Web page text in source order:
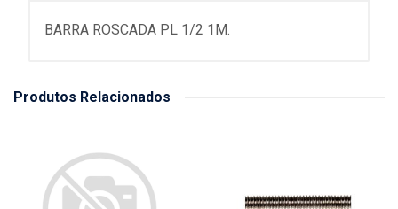
BARRA ROSCADA PL 1/2 1M.
Produtos Relacionados